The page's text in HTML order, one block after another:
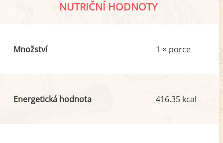
NUTRIČNÍ HODNOTY
Množství 1 × porce
Energetická hodnota 416.35 kcal